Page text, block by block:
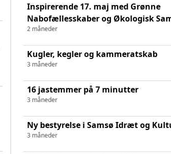
Inspirerende 17. maj med Grønne
Nabofællesskaber og Økologisk
2 måneder
Kugler, kegler og kammeratskab
3 måneder
16 jastemmer på 7 minutter
3 måneder
Ny bestyrelse i Samsø Idræt og
3 måneder